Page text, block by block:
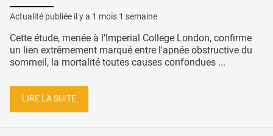
Actualité publiée il y a 1 mois 1 semaine
Cette étude, menée à l’Imperial College London, confirme
un lien extrêmement marqué entre l'apnée obstructive du
sommeil, la mortalité toutes causes confondues ...
LIRE LA SUITE